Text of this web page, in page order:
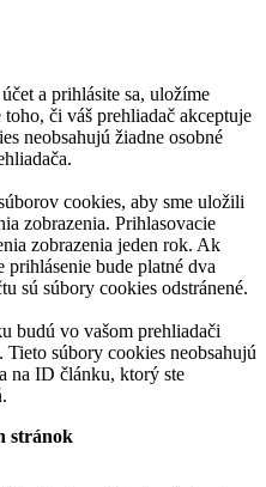
a prihlásite sa, uložíme
či váš prehliadač akceptuje
neobsahujú žiadne osobné
cookies, aby sme uložili
zobrazenia. Prihlasovacie
zobrazenia jeden rok. Ak
bude platné dva
sú súbory cookies odstránené.
budú vo vašom prehliadači
súbory cookies neobsahujú
na ID článku, ktorý ste
stránok